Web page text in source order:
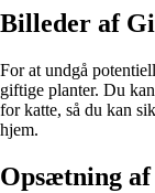
Billeder af
For at undgå
giftige planter. Du
for katte, så du kan
hjem.
Opsætning